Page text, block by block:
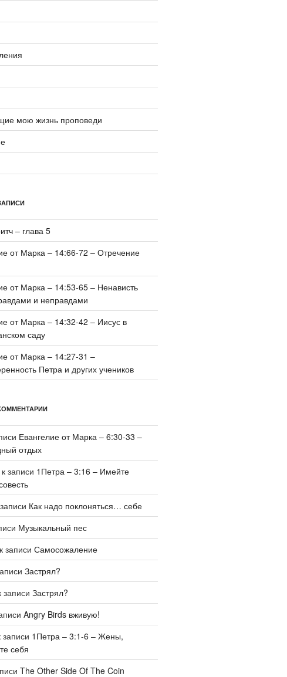
мою жизнь проповеди
– глава 5
от Марка – 14:66-72 – Отречение
от Марка – 14:53-65 – Ненависть
и неправдами
от Марка – 14:32-42 – Иисус в
саду
от Марка – 14:27-31 –
Петра и других учеников
Евангелие от Марка – 6:30-33 –
отдых
к записи 1Петра – 3:16 – Имейте
Как надо поклоняться… себе
Музыкальный пес
записи Самосожаление
Застрял?
записи Застрял?
Angry Birds вживую!
записи 1Петра – 3:1-6 – Жены,
себя
The Other Side Of The Coin